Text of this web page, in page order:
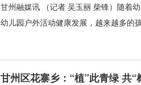
甘州融媒讯 （记者 吴玉丽 柴锋）随着
幼儿园户外活动健康发展，越来越多的
甘州区花寨乡：“植”此青绿 共“